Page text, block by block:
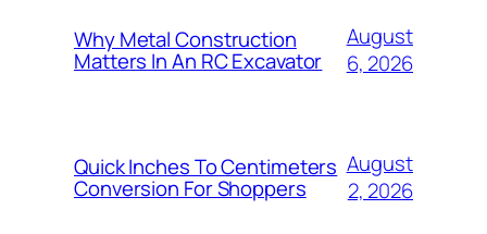
Why Metal Construction
Matters In An RC Excavator
August
6, 2026
Quick Inches To Centimeters
Conversion For Shoppers
August
2, 2026